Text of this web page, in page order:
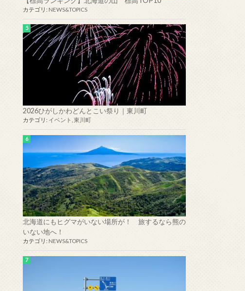
カテゴリ: NEWS&TOPICS
2026ひがしかわどんとこい祭り｜東川町
カテゴリ: イベント 東川町
北海道にもヒグマがいない場所が！ 旅するなら熊の
いない地へ！
カテゴリ: NEWS&TOPICS